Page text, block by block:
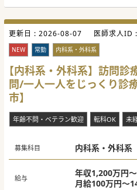
まずはお気軽にお問い合わせ
#秋入職可
更新日 : 2026-08-07 医師求人ID :
NEW 常勤 内科系・外科系
【内科系・外科系】訪問
問/一人一人をじっくり診
市】
年齢不問・ベテラン歓迎 転科OK 未
募集科目 内科系・外科系
給与
年収1,200万円
月給100万円～